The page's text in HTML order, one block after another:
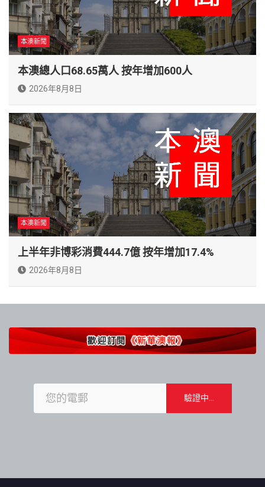
本澳新聞
本澳總人口68.65萬人 按年增加600人
2026年8月8日
本澳新聞
上半年非博彩消費444.7億 按年增加17.4%
2026年8月8日